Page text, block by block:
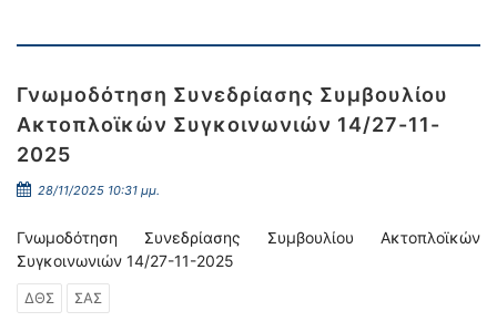
Γνωμοδότηση Συνεδρίασης Συμβουλίου
Ακτοπλοϊκών Συγκοινωνιών 14/27-11-
2025
28/11/2025 10:31 μμ.
Γνωμοδότηση Συνεδρίασης Συμβουλίου Ακτοπλοϊκών
Συγκοινωνιών 14/27-11-2025
ΔΘΣ ΣΑΣ